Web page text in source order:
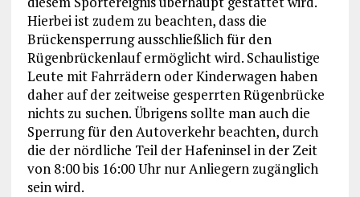
Hierbei ist zudem zu beachten, dass die
Brückensperrung ausschließlich für den
Rügenbrückenlauf ermöglicht wird. Schaulistige
Leute mit Fahrrädern oder Kinderwagen haben
daher auf der zeitweise gesperrten Rügenbrücke
nichts zu suchen. Übrigens sollte man auch die
Sperrung für den Autoverkehr beachten, durch
die der nördliche Teil der Hafeninsel in der Zeit
von 8:00 bis 16:00 Uhr nur Anliegern zugänglich
sein wird.